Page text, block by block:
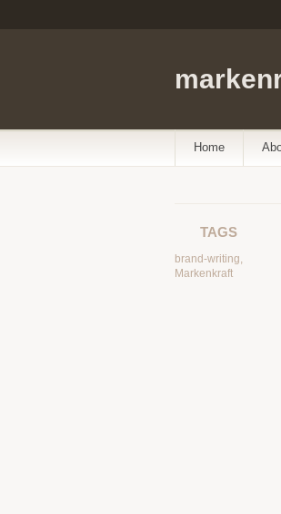
Home
TAGS
brand-writing,
Markenkraft